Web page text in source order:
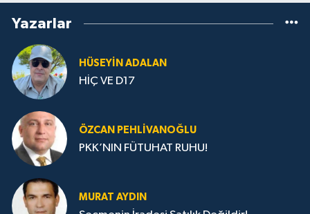
Yazarlar
HÜSEYIN ADALAN
HİÇ VE D17
ÖZCAN PEHLIVANOĞLU
PKK’NIN FÜTUHAT RUHU!
MURAT AYDIN